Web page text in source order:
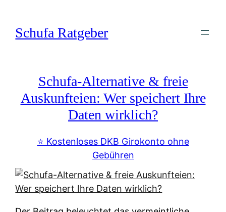
springen
Schufa Ratgeber
Schufa-Alternative & freie
Auskunfteien: Wer speichert Ihre
Daten wirklich?
⭐️ Kostenloses DKB Girokonto ohne
Gebühren